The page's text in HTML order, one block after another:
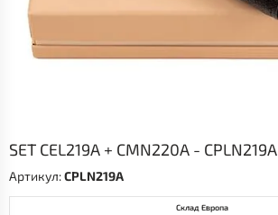
SET CEL219A + CMN220A - CPLN219A
Артикул:CPLN219A
Склад Европа